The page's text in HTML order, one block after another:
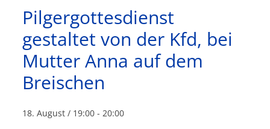
Pilgergottesdienst
gestaltet von der Kfd, bei
Mutter Anna auf dem
Breischen
18. August / 19:00 - 20:00